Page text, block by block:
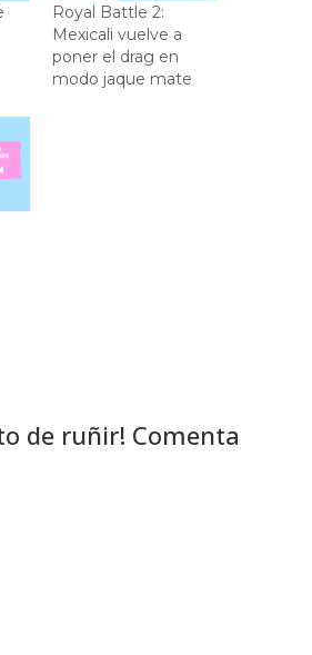
Royal Battle 2:
Mexicali vuelve a
poner el drag en
modo jaque mate
de ruñir! Comenta